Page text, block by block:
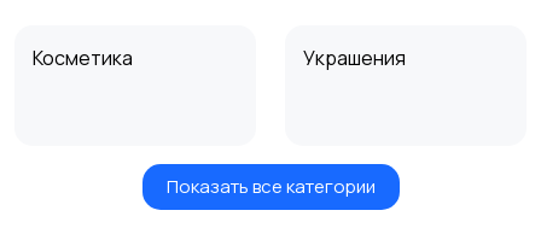
Косметика Украшения
Куклы и игрушки
Оформление
Показать все категории